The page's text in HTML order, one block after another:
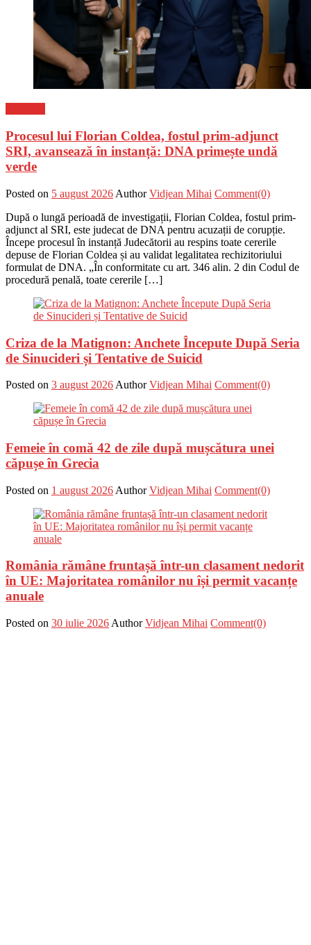
Procesul lui Florian Coldea, fostul prim-adjunct
SRI, avansează în instanță: DNA primește undă
verde
Posted on 5 august 2026 Author Vidjean Mihai Comment(0)
După o lungă perioadă de investigații, Florian Coldea, fostul prim-
adjunct al SRI, este judecat de DNA pentru acuzații de corupție.
Începe procesul în instanță Judecătorii au respins toate cererile
depuse de Florian Coldea și au validat legalitatea rechizitoriului
formulat de DNA. „În conformitate cu art. 346 alin. 2 din Codul de
procedură penală, toate cererile […]
Criza de la Matignon: Anchete Începute După Seria
de Sinucideri și Tentative de Suicid
Posted on 3 august 2026 Author Vidjean Mihai Comment(0)
Femeie în comă 42 de zile după mușcătura unei
căpușe în Grecia
Posted on 1 august 2026 Author Vidjean Mihai Comment(0)
România rămâne fruntașă într-un clasament nedorit
în UE: Majoritatea românilor nu își permit vacanțe
anuale
Posted on 30 iulie 2026 Author Vidjean Mihai Comment(0)